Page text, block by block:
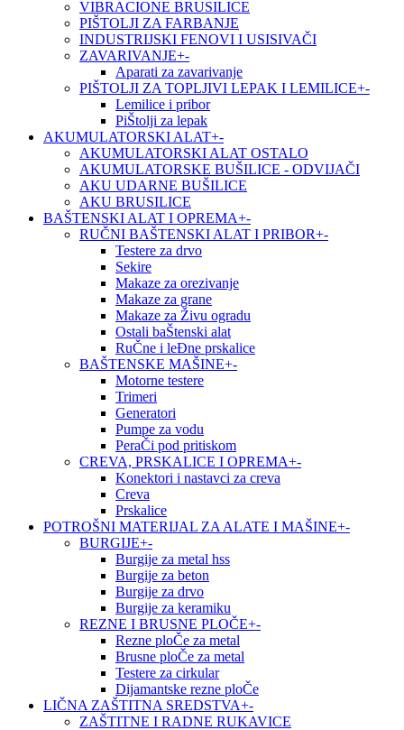
VIBRACIONE BRUSILICE
PIŠTOLJI ZA FARBANJE
INDUSTRIJSKI FENOVI I USISIVAČI
ZAVARIVANJE+-
Aparati za zavarivanje
PIŠTOLJI ZA TOPLJIVI LEPAK I LEMILICE+-
Lemilice i pribor
PiŠtolji za lepak
AKUMULATORSKI ALAT+-
AKUMULATORSKI ALAT OSTALO
AKUMULATORSKE BUŠILICE - ODVIJAČI
AKU UDARNE BUŠILICE
AKU BRUSILICE
BAŠTENSKI ALAT I OPREMA+-
RUČNI BAŠTENSKI ALAT I PRIBOR+-
Testere za drvo
Sekire
Makaze za orezivanje
Makaze za grane
Makaze za Živu ogradu
Ostali baŠtenski alat
RuČne i leĐne prskalice
BAŠTENSKE MAŠINE+-
Motorne testere
Trimeri
Generatori
Pumpe za vodu
PeraČi pod pritiskom
CREVA, PRSKALICE I OPREMA+-
Konektori i nastavci za creva
Creva
Prskalice
POTROŠNI MATERIJAL ZA ALATE I MAŠINE+-
BURGIJE+-
Burgije za metal hss
Burgije za beton
Burgije za drvo
Burgije za keramiku
REZNE I BRUSNE PLOČE+-
Rezne ploČe za metal
Brusne ploČe za metal
Testere za cirkular
Dijamantske rezne ploČe
LIČNA ZAŠTITNA SREDSTVA+-
ZAŠTITNE I RADNE RUKAVICE